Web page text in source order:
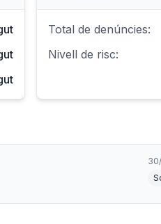
Total de denúncies:
Nivell de risc: